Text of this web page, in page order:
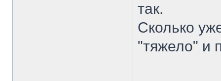
так.
Сколько
"тяжело" и